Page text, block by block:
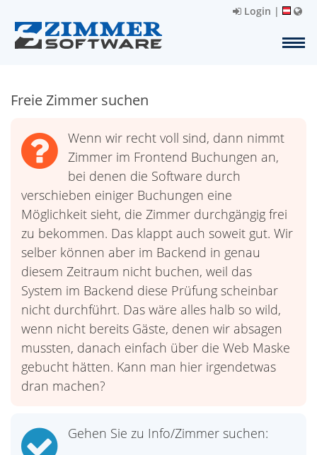
Login |
Freie Zimmer suchen
Wenn wir recht voll sind, dann nimmt
Zimmer im Frontend Buchungen an,
bei denen die Software durch
verschieben einiger Buchungen eine
Möglichkeit sieht, die Zimmer durchgängig frei
zu bekommen. Das klappt auch soweit gut. Wir
selber können aber im Backend in genau
diesem Zeitraum nicht buchen, weil das
System im Backend diese Prüfung scheinbar
nicht durchführt. Das wäre alles halb so wild,
wenn nicht bereits Gäste, denen wir absagen
mussten, danach einfach über die Web Maske
gebucht hätten. Kann man hier irgendetwas
dran machen?
Gehen Sie zu Info/Zimmer suchen: